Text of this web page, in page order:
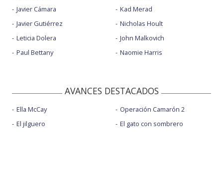
Javier Cámara
Javier Gutiérrez
Leticia Dolera
Paul Bettany
Kad Merad
Nicholas Hoult
John Malkovich
Naomie Harris
AVANCES DESTACADOS
Ella McCay
El jilguero
Operación Camarón 2
El gato con sombrero